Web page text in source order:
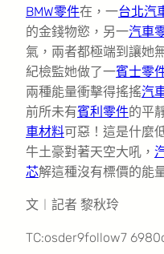
BMW零件在，一台北汽
的金錢物慾，另一汽車
氣，兩者都極端到讓她
紀檢監她做了一賓士零
兩種能量衝擊得搖搖汽
前所未有賓利零件的平
車材料可惡！這是什麼
牛土豪對著天空大吼，
芯解這種沒有標價的能
文︱記者 黎秋玲
TC:osder9follow7